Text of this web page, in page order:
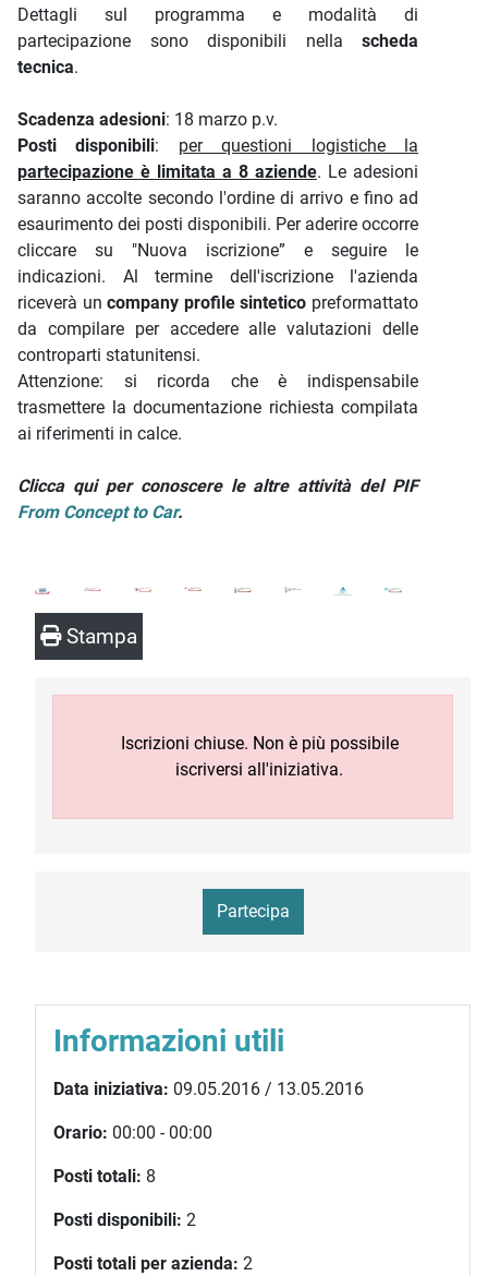
Dettagli sul programma e modalità di
partecipazione sono disponibili nella scheda
tecnica.
Scadenza adesioni: 18 marzo p.v.
Posti disponibili: per questioni logistiche la
partecipazione è limitata a 8 aziende. Le adesioni
saranno accolte secondo l'ordine di arrivo e fino ad
esaurimento dei posti disponibili. Per aderire occorre
cliccare su "Nuova iscrizione” e seguire le
indicazioni. Al termine dell'iscrizione l'azienda
riceverà uncompany profile sintetico preformattato
da compilare per accedere alle valutazioni delle
controparti statunitensi.
Attenzione: si ricorda che è indispensabile
trasmettere la documentazione richiesta compilata
ai riferimenti in calce.
Clicca qui per conoscere le altre attività del PIF
From Concept to Car.
Stampa
Iscrizioni chiuse. Non è più possibile
iscriversi all'iniziativa.
Partecipa
Informazioni utili
Data iniziativa: 09.05.2016 / 13.05.2016
Orario: 00:00 - 00:00
Posti totali: 8
Posti disponibili: 2
Posti totali per azienda: 2